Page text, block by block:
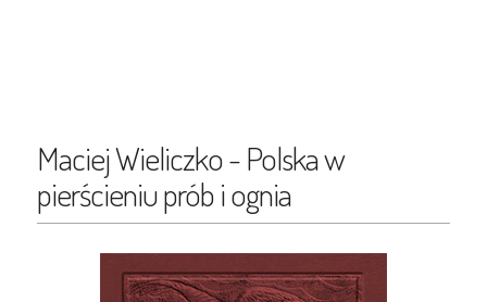
Maciej Wieliczko - Polska w
pierścieniu prób i ognia